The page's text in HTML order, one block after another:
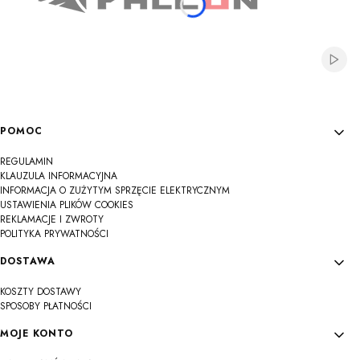
Linki w stopce
POMOC
REGULAMIN
KLAUZULA INFORMACYJNA
INFORMACJA O ZUŻYTYM SPRZĘCIE ELEKTRYCZNYM
USTAWIENIA PLIKÓW COOKIES
REKLAMACJE I ZWROTY
POLITYKA PRYWATNOŚCI
DOSTAWA
KOSZTY DOSTAWY
SPOSOBY PŁATNOŚCI
MOJE KONTO